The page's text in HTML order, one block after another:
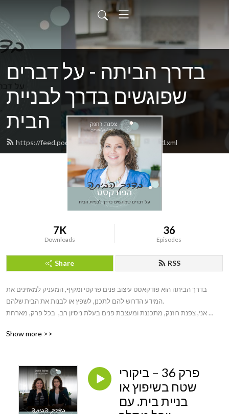
בדרך הביתה - על דברים
שפוגשים בדרך לבניית
הבית
https://feed.podbean.com/tsofnatroznek/feed.xml
7K
Downloads
36
Episodes
Share RSS
בדרך הביתה הוא פודקאסט עיצוב פנים פרקטי ומקיף, המעניק למאזינים את
המידע הדרוש להם לתכנן, לשפץ או לבנות את הבית שלהם.
אני, צפנת רוזנק, מתכננת ומעצבת פנים בעלת ניסיון רב,  בכל פרק, מארחת
והניסיון עם המאזינים.
והן ברגשיים. המאזינים לומדים על נושאים מגוונים, כגון:
Show more >>
פרק 36 – ביקורי
שטח בשיפוץ או
בניית בית. עם